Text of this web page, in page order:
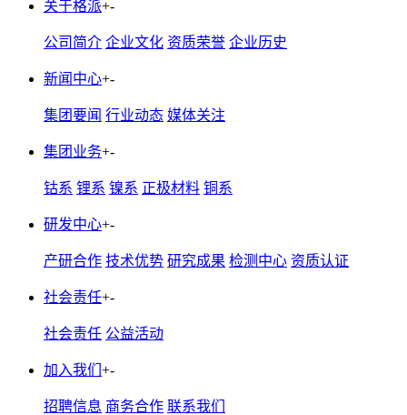
关于格派+-
公司简介 企业文化 资质荣誉 企业历史
新闻中心+-
集团要闻 行业动态 媒体关注
集团业务+-
钴系 锂系 镍系 正极材料 铜系
研发中心+-
产研合作 技术优势 研究成果 检测中心 资质认证
社会责任+-
社会责任 公益活动
加入我们 +-
招聘信息 商务合作 联系我们